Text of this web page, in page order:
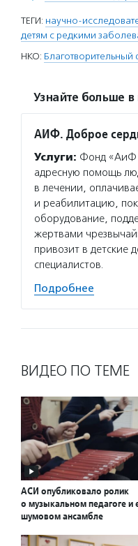
ТЕГИ: научно-
детям с редкими
НКО:
Узнайте больше в
АИФ. Доброе
Услуги: Фонд «АиФ
адресную помощь
в лечении,
и реабилитацию,
оборудование,
жертвами
привозит в детские
специалистов.
Подробнее
ВИДЕО ПО ТЕМЕ
АСИ опубликовало ролик
о музыкальном педагоге и
шумовом ансамбле